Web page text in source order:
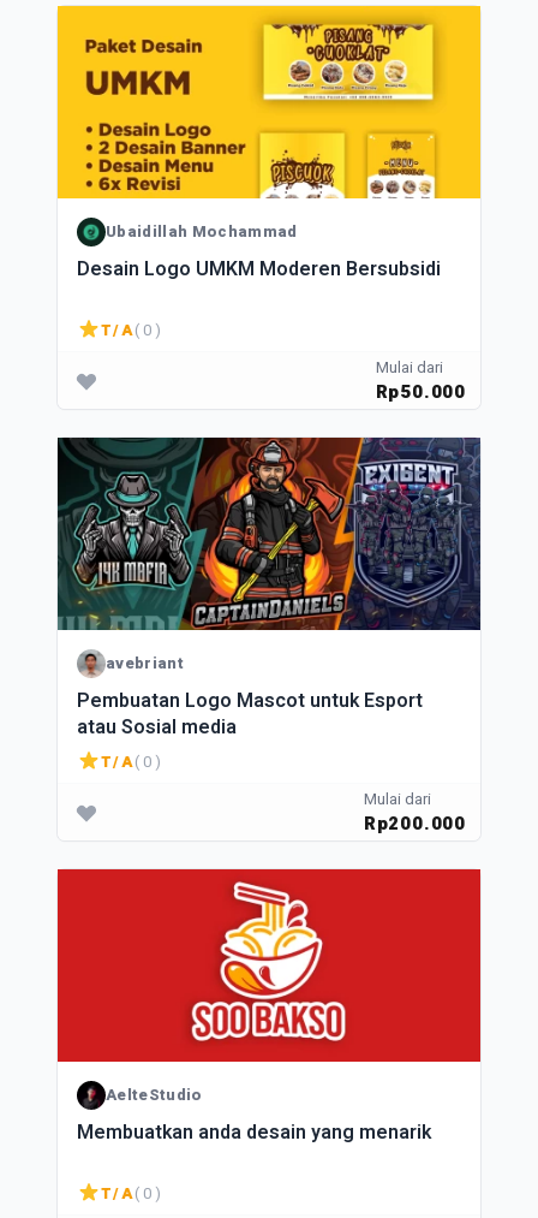
Ubaidillah Mochammad
Desain Logo UMKM Moderen Bersubsidi
T/A( 0 )
Mulai dari
Rp50.000
avebriant
Pembuatan Logo Mascot untuk Esport
atau Sosial media
T/A( 0 )
Mulai dari
Rp200.000
AelteStudio
Membuatkan anda desain yang menarik
T/A( 0 )